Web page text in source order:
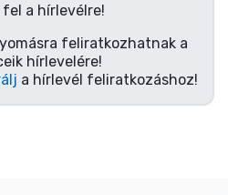
a hírlevélre!
feliratkozhatnak a
hírlevelére!
a hírlevél feliratkozáshoz!